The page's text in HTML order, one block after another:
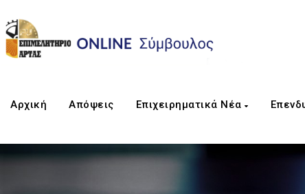
Αρχική Απόψεις Επιχειρηματικά Νέα